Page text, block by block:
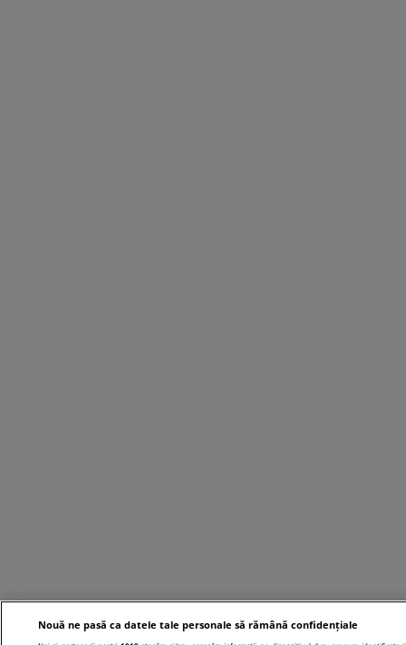
Nouă ne pasă ca datele tale personale să rămână confidențiale